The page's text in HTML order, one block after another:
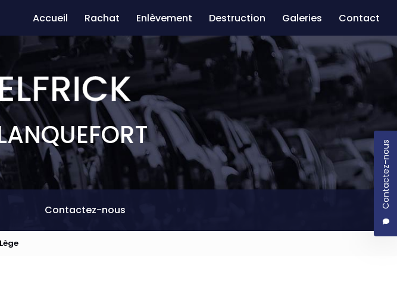
Contactez-nous
Accueil
Rachat Enlèvement Destruction Galeries Contact
Contactez-nous